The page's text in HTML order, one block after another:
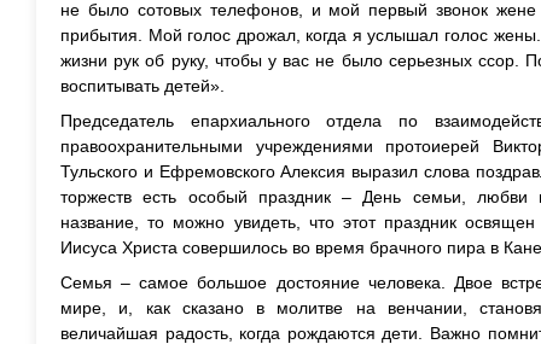
не было сотовых телефонов, и мой первый звонок жене
прибытия. Мой голос дрожал, когда я услышал голос
жизни рук об руку, чтобы у вас не было серьезных ссор.
воспитывать детей».
Председатель епархиального отдела по
правоохранительными учреждениями протоиерей
Тульского и Ефремовского Алексия выразил слова
торжеств есть особый праздник – День семьи, любви
название, то можно увидеть, что этот праздник
Иисуса Христа совершилось во время брачного пира в
Семья – самое большое достояние человека. Двое
мире, и, как сказано в молитве на венчании,
величайшая радость, когда рождаются дети. Важно